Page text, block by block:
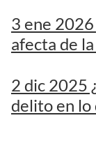
3 ene 2026
afecta de
2 dic 2025
delito en lo